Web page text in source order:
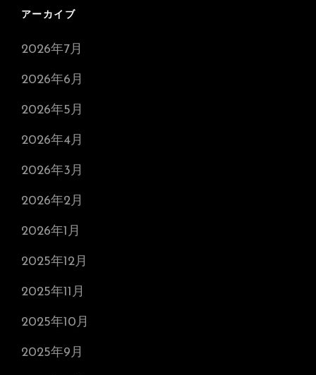
アーカイブ
2026年7月
2026年6月
2026年5月
2026年4月
2026年3月
2026年2月
2026年1月
2025年12月
2025年11月
2025年10月
2025年9月